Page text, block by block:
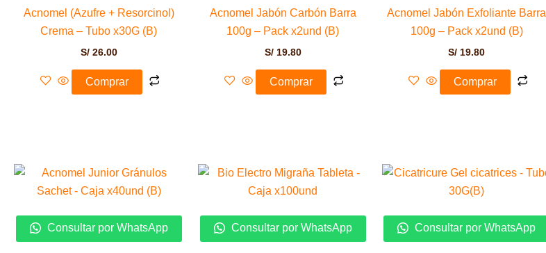
Acnomel (Azufre + Resorcinol)
Crema – Tubo x30G (B)
S/26.00
Comprar
Acnomel Jabón Carbón Barra
100g – Pack x2und (B)
S/19.80
Comprar
Acnomel Jabón Exfoliante Barra
100g – Pack x2und (B)
S/ 19.80
Comprar
Consultar por WhatsApp Consultar por WhatsApp Consultar por WhatsApp